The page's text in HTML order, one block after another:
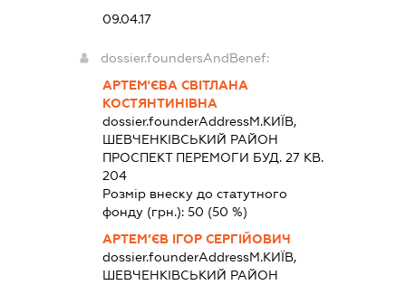
09.04.17
dossier.foundersAndBenef:
АРТЕМ'ЄВА СВІТЛАНА
КОСТЯНТИНІВНА
dossier.founderAddressМ.КИЇВ,
ШЕВЧЕНКІВСЬКИЙ РАЙОН
ПРОСПЕКТ ПЕРЕМОГИ БУД. 27 КВ.
204
Розмір внеску до статутного
фонду (грн.):50 (50 %)
АРТЕМ’ЄВ ІГОР СЕРГІЙОВИЧ
dossier.founderAddressМ.КИЇВ,
ШЕВЧЕНКІВСЬКИЙ РАЙОН